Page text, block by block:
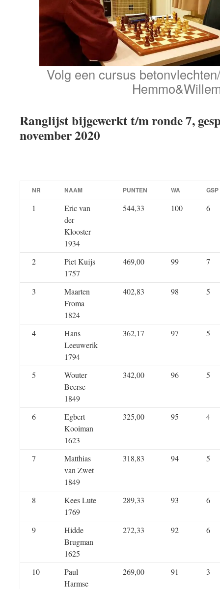
Volg een cursus
Ranglijst bijgewerkt t/m ronde 7,
november 2020
NR NAAM PUNTEN WA GSP
1
Eric van
der
Klooster
1934
544,33 100 6
2
Piet Kuijs
1757
469,00 99 7
3
Maarten
Froma
1824
402,83 98 5
4
Hans
Leeuwerik
1794
362,17 97 5
5
Wouter
Beerse
1849
342,00 96 5
6
Egbert
Kooiman
1623
325,00 95 4
7
Matthias
van Zwet
1849
318,83 94 5
8
Kees Lute
1769
289,33 93 6
9
Hidde
Brugman
1625
272,33 92 6
10
Paul
Harmse
269,00 91 3